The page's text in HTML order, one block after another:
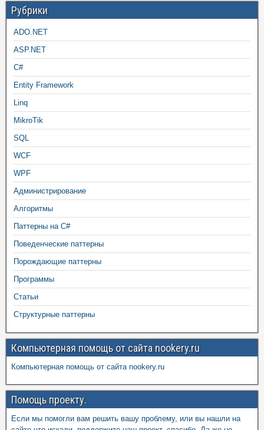
Рубрики
ADO.NET
ASP.NET
C#
Entity Framework
Linq
MikroTik
SQL
WCF
WPF
Администрирование
Алгоритмы
Паттерны на C#
Поведенческие паттерны
Порождающие паттерны
Программы
Статьи
Структурные паттерны
Компьютерная помощь от сайта nookery.ru
Компьютерная помощь от сайта nookery.ru
Помощь проекту.
Если мы помогли вам решить вашу проблему, или вы нашли на